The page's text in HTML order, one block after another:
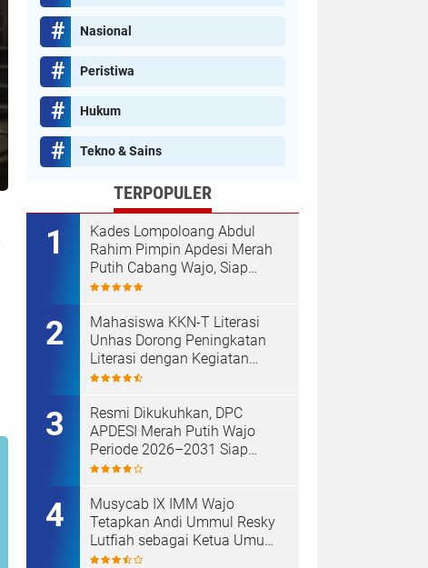
Nasional
Peristiwa
Hukum
Tekno & Sains
TERPOPULER
Kades Lompoloang Abdul
Rahim Pimpin Apdesi Merah
Putih Cabang Wajo, Siap
Kawal Koperasi Merah Putih
Mahasiswa KKN-T Literasi
Unhas Dorong Peningkatan
Literasi dengan Kegiatan
Membaca Nyaring dan Cerdas
66 Kajang
Resmi Dikukuhkan, DPC
APDESI Merah Putih Wajo
Periode 2026–2031 Siap
Kawal Kemajuan Desa dan
Musycab IX IMM Wajo
Tetapkan Andi Ummul Resky
Lutfiah sebagai Ketua Umum
Terpilih